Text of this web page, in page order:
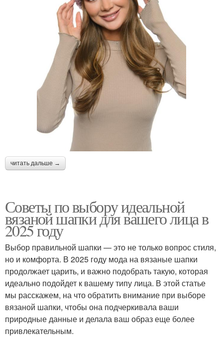
читать дальше →
Советы по выбору идеальной
вязаной шапки для вашего лица в
2025 году
Выбор правильной шапки — это не только вопрос стиля,
но и комфорта. В 2025 году мода на вязаные шапки
продолжает царить, и важно подобрать такую, которая
идеально подойдет к вашему типу лица. В этой статье
мы расскажем, на что обратить внимание при выборе
вязаной шапки, чтобы она подчеркивала ваши
природные данные и делала ваш образ еще более
привлекательным.